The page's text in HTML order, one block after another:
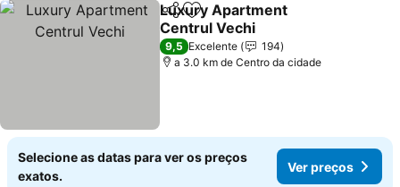
PartilharAdicionar aos favoritos
Luxury Apartment
Centrul Vechi
9,5 Excelente
194
a 3.0 km de Centro da cidade
Selecione as datas para ver os preços
exatos.
Ver preços